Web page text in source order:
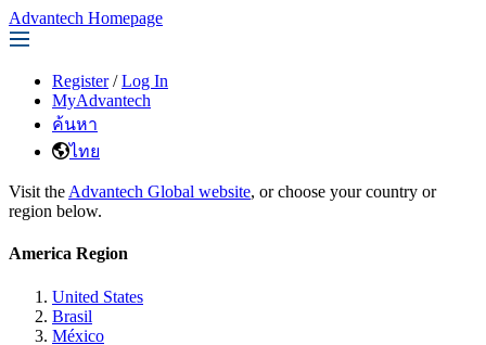
Advantech Homepage
Register / Log In
MyAdvantech
ค้นหา
ไทย
Visit the Advantech Global website, or choose your country or
region below.
America Region
United States
Brasil
México